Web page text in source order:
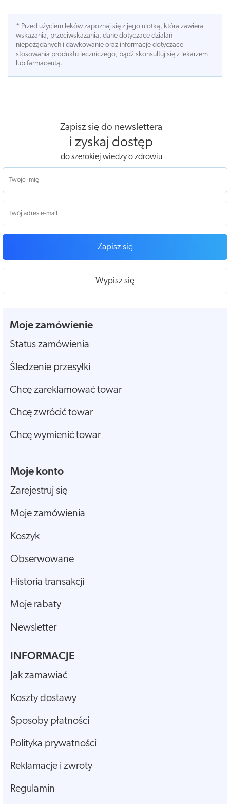
* Przed użyciem leków zapoznaj się z jego ulotką, która zawiera
wskazania, przeciwskazania, dane dotyczace działań
niepożądanych i dawkowanie oraz informacje dotyczace
stosowania produktu leczniczego, bądź skonsultuj się z lekarzem
lub farmaceutą.
Zapisz się do newslettera
i zyskaj dostęp
do szerokiej wiedzy o zdrowiu
Zapisz się
Wypisz się
Moje zamówienie
Status zamówienia
Śledzenie przesyłki
Chcę zareklamować towar
Chcę zwrócić towar
Chcę wymienić towar
Moje konto
Zarejestruj się
Moje zamówienia
Koszyk
Obserwowane
Historia transakcji
Moje rabaty
Newsletter
INFORMACJE
Jak zamawiać
Koszty dostawy
Sposoby płatności
Polityka prywatności
Reklamacje i zwroty
Regulamin